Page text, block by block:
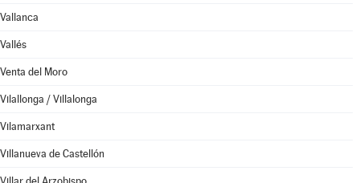
Vallanca
Vallés
Venta del Moro
Vilallonga / Villalonga
Vilamarxant
Villanueva de Castellón